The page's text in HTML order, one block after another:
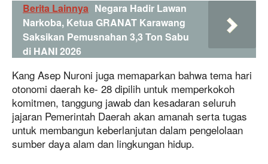
Berita Lainnya Negara Hadir Lawan
Narkoba, Ketua GRANAT Karawang
Saksikan Pemusnahan 3,3 Ton Sabu
di HANI 2026
Kang Asep Nuroni juga memaparkan bahwa tema hari
otonomi daerah ke- 28 dipilih untuk memperkokoh
komitmen, tanggung jawab dan kesadaran seluruh
jajaran Pemerintah Daerah akan amanah serta tugas
untuk membangun keberlanjutan dalam pengelolaan
sumber daya alam dan lingkungan hidup.